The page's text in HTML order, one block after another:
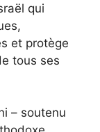
qui
et protège
tous ses
– soutenu